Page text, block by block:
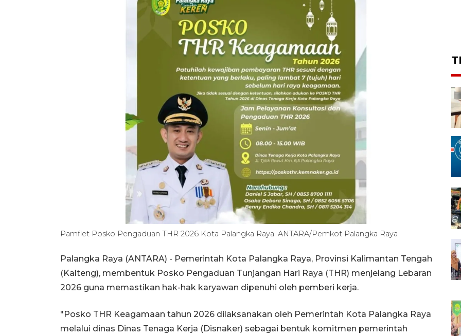
Pamflet Posko Pengaduan THR 2026 Kota Palangka Raya. ANTARA/Pemkot Palangka Raya
Palangka Raya (ANTARA) - Pemerintah Kota Palangka Raya, Provinsi Kalimantan Tengah
(Kalteng), membentuk Posko Pengaduan Tunjangan Hari Raya (THR) menjelang Lebaran
2026 guna memastikan hak-hak karyawan dipenuhi oleh pemberi kerja.
"Posko THR Keagamaan tahun 2026 dilaksanakan oleh Pemerintah Kota Palangka Raya
melalui dinas Dinas Tenaga Kerja (Disnaker) sebagai bentuk komitmen pemerintah